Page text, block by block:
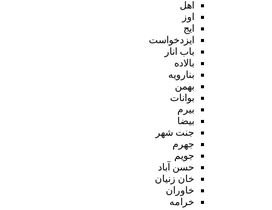
اهل
اوز
ایج
ایزدخواست
باب انار
بالاده
بنارویه
بهمن
بوانات
بیرم
بیضا
جنت شهر
جهرم
جویم
حسن آباد
خان زنیان
خاوران
خرامه